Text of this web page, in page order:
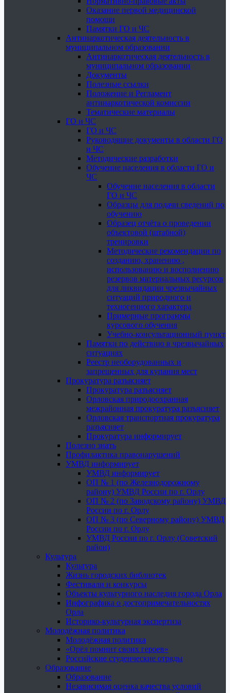
Оказание первой медицинской
помощи
Памятки ГО и ЧС
Антинаркотическая деятельность в
муниципальном образовании
Антинаркотическая деятельность в
муниципальном образовании
Документы
Полезные ссылки
Положение и Регламент
антинаркотической комиссии
Тематические материалы
ГО и ЧС
ГО и ЧС
Руководящие документы в области ГО
и ЧС
Методические разработки
Обучение населения в области ГО и
ЧС
Обучение населения в области
ГО и ЧС
Образцы для подачи сведений по
обучению
Образец отчёта о проведении
объектовой (штабной)
тренировки
Методические рекомендации по
созданию, хранению ,
использованию и восполнению
резервов материальных ресурсов
для ликвидации чрезвычайных
ситуаций природного и
техногенного характера
Примерные программы
курсового обучения
Учебно-консультационный пункт
Памятки по действию в чрезвычайных
ситуациях
Реестр необорудованных и
запрещенных для купания мест
Прокуратура разъясняет
Прокуратура разъясняет
Орловская природоохранная
межрайонная прокуратура разъясняет
Орловская транспортная прокуратура
разъясняет
Прокуратура информирует
Полезно знать
Профилактика правонарушений
УМВД информирует
УМВД информирует
ОП № 1 (по Железнодорожному
району) УМВД России по г. Орлу
ОП № 2 (по Заводскому району) УМВД
России по г. Орлу
ОП № 3 (по Северному району) УМВД
России по г. Орлу
УМВД России по г. Орлу (Советский
район)
Культура
Культура
Жизнь городских библиотек
Фестивали и конкурсы
Объекты культурного наследия города Орла
Инфографика о достопримечательностях
Орла
Историко-культурная экспертиза
Молодёжная политика
Молодёжная политика
«Орёл помнит своих героев»
Российские студенческие отряды
Образование
Образование
Независимая оценка качества условий